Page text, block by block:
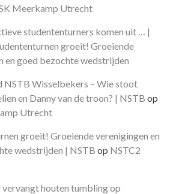
Meerkamp Utrecht
studententurners komen uit … |
groeit! Groeiende
en goed bezochte wedstrijden
NSTB Wisselbekers – Wie stoot
en Danny van de troon? | NSTB op
Utrecht
groeit! Groeiende verenigingen en
wedstrijden | NSTB op NSTC2
houten tumbling op